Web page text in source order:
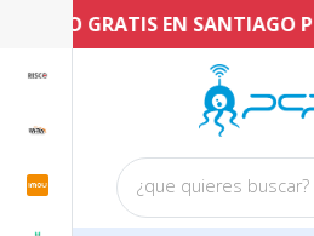
ENVÍO GRATIS EN SANTIAGO
¿que quieres buscar?